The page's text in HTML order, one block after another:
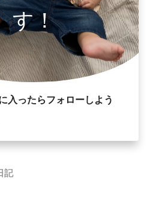
す！
入ったらフォローしよう
記